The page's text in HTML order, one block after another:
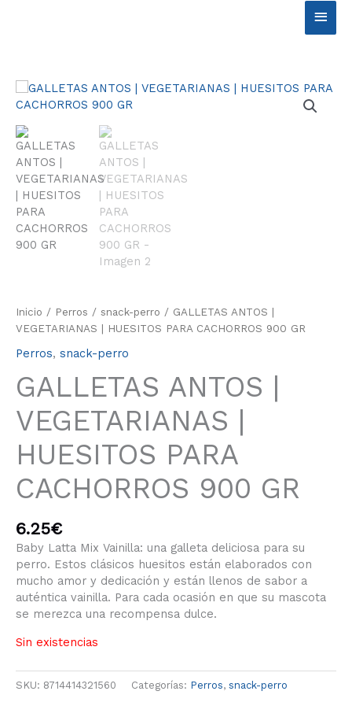
Inicio / Perros / snack-perro / GALLETAS ANTOS |
VEGETARIANAS | HUESITOS PARA CACHORROS 900 GR
Perros, snack-perro
GALLETAS ANTOS |
VEGETARIANAS |
HUESITOS PARA
CACHORROS 900 GR
6.25€
Baby Latta Mix Vainilla: una galleta deliciosa para su
perro. Estos clásicos huesitos están elaborados con
mucho amor y dedicación y están llenos de sabor a
auténtica vainilla. Para cada ocasión en que su mascota
se merezca una recompensa dulce.
Sin existencias
SKU: 8714414321560 Categorías: Perros, snack-perro